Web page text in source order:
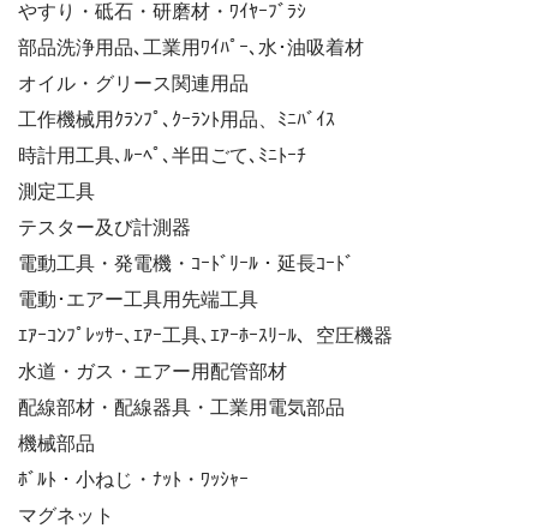
やすり・砥石・研磨材・ﾜｲﾔｰﾌﾞﾗｼ
部品洗浄用品､工業用ﾜｲﾊﾟｰ､水･油吸着材
オイル・グリース関連用品
工作機械用ｸﾗﾝﾌﾟ､ｸｰﾗﾝﾄ用品、ﾐﾆﾊﾞｲｽ
時計用工具､ﾙｰﾍﾟ､半田ごて､ﾐﾆﾄｰﾁ
測定工具
テスター及び計測器
電動工具・発電機・ｺｰﾄﾞﾘｰﾙ・延長ｺｰﾄﾞ
電動･エアー工具用先端工具
ｴｱｰｺﾝﾌﾟﾚｯｻｰ､ｴｱｰ工具､ｴｱｰﾎｰｽﾘｰﾙ、空圧機器
水道・ガス・エアー用配管部材
配線部材・配線器具・工業用電気部品
機械部品
ﾎﾞﾙﾄ・小ねじ・ﾅｯﾄ・ﾜｯｼｬｰ
マグネット